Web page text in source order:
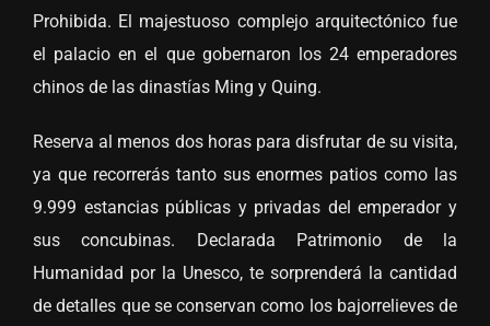
Prohibida. El majestuoso complejo arquitectónico fue
el palacio en el que gobernaron los 24 emperadores
chinos de las dinastías Ming y Quing.
Reserva al menos dos horas para disfrutar de su visita,
ya que recorrerás tanto sus enormes patios como las
9.999 estancias públicas y privadas del emperador y
sus concubinas. Declarada Patrimonio de la
Humanidad por la Unesco, te sorprenderá la cantidad
de detalles que se conservan como los bajorrelieves de